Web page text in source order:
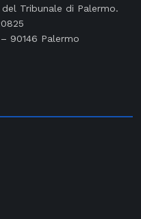
Tribunale di Palermo.
90146 Palermo